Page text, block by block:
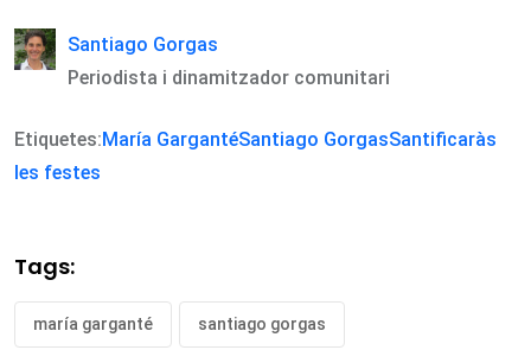
Santiago Gorgas
Periodista i dinamitzador comunitari
Etiquetes:María GargantéSantiago GorgasSantificaràs
les festes
Tags:
maría garganté santiago gorgas